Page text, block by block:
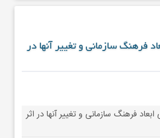
فرهنگ سازمانی و تغییر آنها در
ابعاد فرهنگ سازمانی و تغییر آنها در اثر